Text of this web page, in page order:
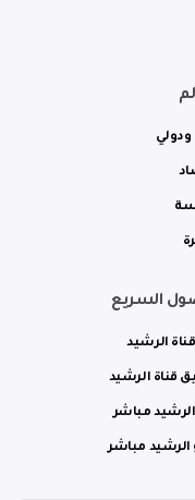
ودولي
السريع
الرشيد
قناة الرشيد
الرشيد مباشر
الرشيد مباشر